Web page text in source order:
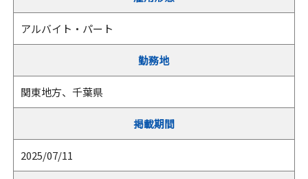
アルバイト・パート
勤務地
関東地方、千葉県
掲載期間
2025/07/11